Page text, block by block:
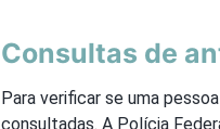
Consultas de
Para verificar se uma
consultadas. A Polícia